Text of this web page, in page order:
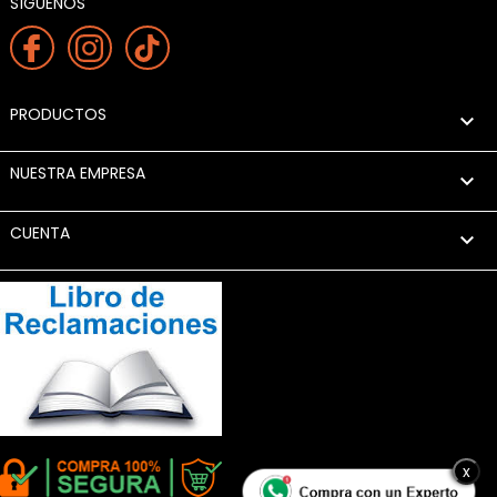
PRODUCTOS 
NUESTRA EMPRESA 
CUENTA 
x